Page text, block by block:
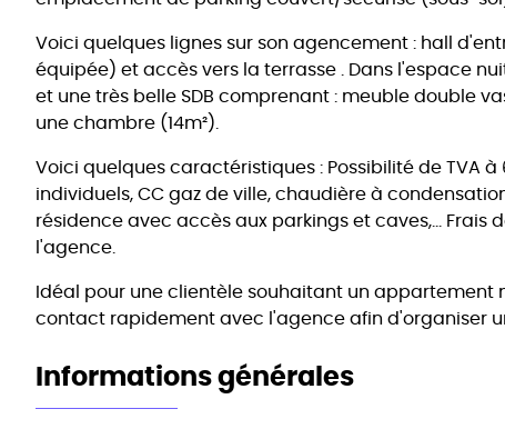
Voici quelques lignes sur son agencement : hall
équipée) et accès vers la terrasse . Dans l'espace
et une très belle SDB comprenant : meuble double
une chambre (14m²).
Voici quelques caractéristiques : Possibilité de TVA à
individuels, CC gaz de ville, chaudière à
résidence avec accès aux parkings et caves,…
l'agence.
Idéal pour une clientèle souhaitant un appartement
contact rapidement avec l'agence afin d'organiser
Informations générales